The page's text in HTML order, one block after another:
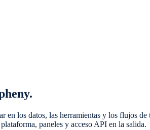
en los datos, las herramientas y los flujos
paneles y acceso API en la salida.